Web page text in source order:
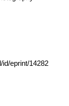
id/eprint/14282